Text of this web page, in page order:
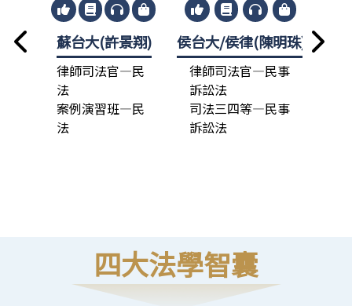
蘇台大(許景翔)
律師司法官—民
法
案例演習班—民
法
侯台大/侯律(陳明珠)
律師司法官—民事
訴訟法
司法三四等—民事
訴訟法
龍政
四大法學智囊